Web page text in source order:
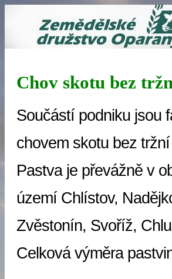
Chov skotu bez
Součástí podniku jsou
chovem skotu bez
Pastva je převážně v
území Chlístov,
Zvěstonín, Svoříž,
Celková výměra